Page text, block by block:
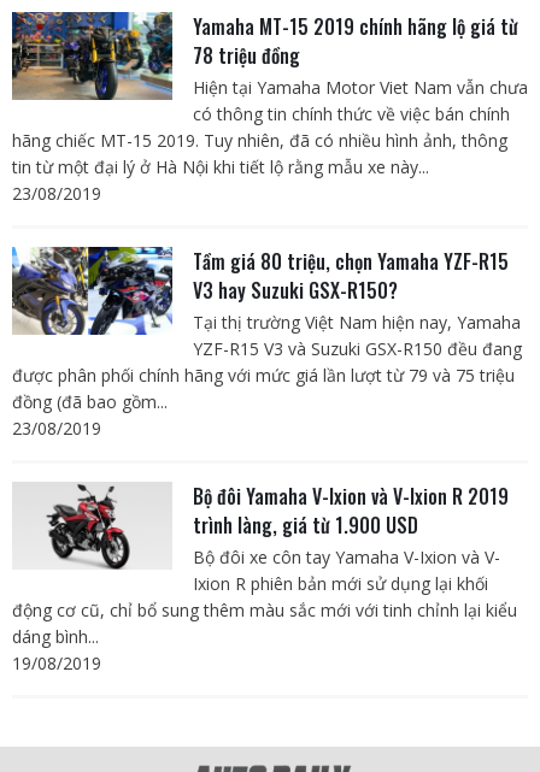
Yamaha MT-15 2019 chính hãng lộ giá từ
78 triệu đồng
Hiện tại Yamaha Motor Viet Nam vẫn chưa
có thông tin chính thức về việc bán chính
hãng chiếc MT-15 2019. Tuy nhiên, đã có nhiều hình ảnh, thông
tin từ một đại lý ở Hà Nội khi tiết lộ rằng mẫu xe này...
23/08/2019
Tầm giá 80 triệu, chọn Yamaha YZF-R15
V3 hay Suzuki GSX-R150?
Tại thị trường Việt Nam hiện nay, Yamaha
YZF-R15 V3 và Suzuki GSX-R150 đều đang
được phân phối chính hãng với mức giá lần lượt từ 79 và 75 triệu
đồng (đã bao gồm...
23/08/2019
Bộ đôi Yamaha V-Ixion và V-Ixion R 2019
trình làng, giá từ 1.900 USD
Bộ đôi xe côn tay Yamaha V-Ixion và V-
Ixion R phiên bản mới sử dụng lại khối
động cơ cũ, chỉ bổ sung thêm màu sắc mới với tinh chỉnh lại kiểu
dáng bình...
19/08/2019